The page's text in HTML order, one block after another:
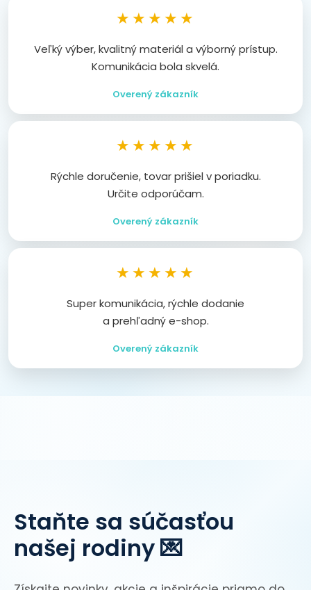
★★★★★
Veľký výber, kvalitný materiál a výborný prístup.
Komunikácia bola skvelá.
Overený zákazník
★★★★★
Rýchle doručenie, tovar prišiel v poriadku.
Určite odporúčam.
Overený zákazník
★★★★★
Super komunikácia, rýchle dodanie
a prehľadný e-shop.
Overený zákazník
Staňte sa súčasťou
našej rodiny 💌